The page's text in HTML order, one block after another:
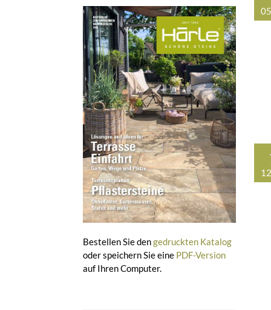
Bestellen Sie dengedruckten Katalog
oder speichern Sie eine PDF-Version
auf Ihren Computer.